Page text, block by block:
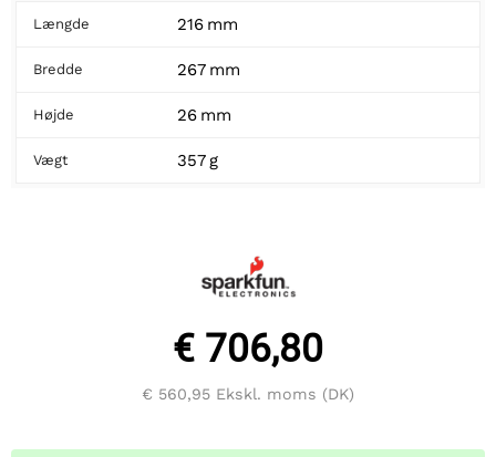
Længde 216 mm
Bredde 267 mm
Højde 26 mm
Vægt 357 g
€ 706,80
€ 560,95 Ekskl. moms (DK)